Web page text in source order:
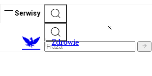
Serwisy
Zdrowie